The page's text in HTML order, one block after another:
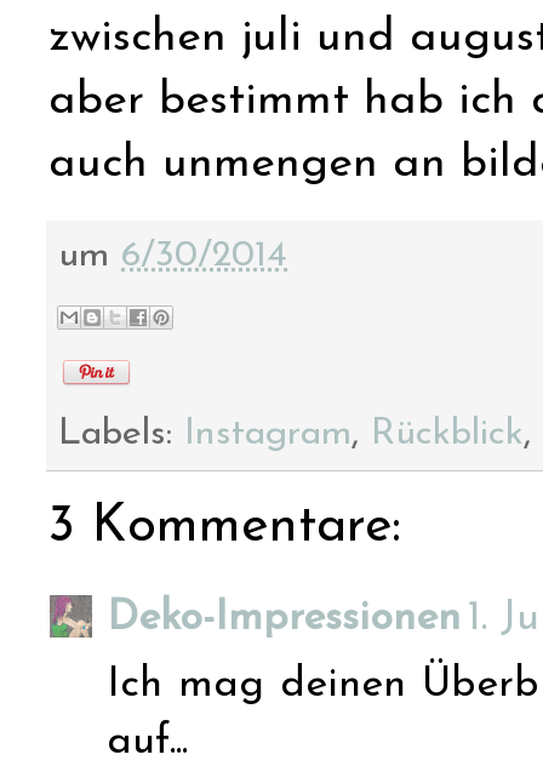
zwischen juli und
aber bestimmt hab ich
auch unmengen an
um 6/30/2014
Labels: Instagram, Rückblick,
3 Kommentare:
Deko-Impressionen 1.
Ich mag deinen
auf...